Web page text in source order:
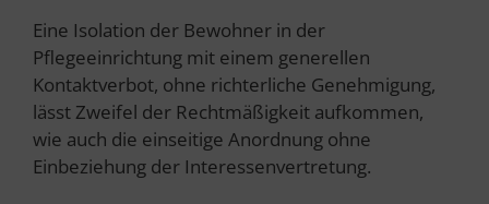
Eine Isolation der Bewohner in der
Pflegeeinrichtung mit einem generellen
Kontaktverbot, ohne richterliche Genehmigung,
lässt Zweifel der Rechtmäßigkeit aufkommen,
wie auch die einseitige Anordnung ohne
Einbeziehung der Interessenvertretung.